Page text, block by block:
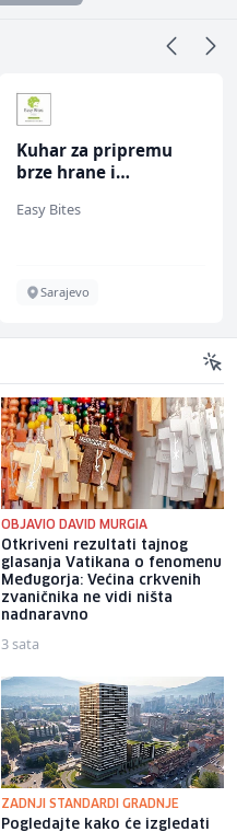
Kuhar za pripremu
brze hrane i
ž)
Easy Bites
Sarajevo
OBJAVIO DAVID MURGIA
Otkriveni rezultati tajnog
glasanja Vatikana o fenomenu
Međugorja: Većina crkvenih
zvaničnika ne vidi ništa
nadnaravno
3 sata
ZADNJI STANDARDI GRADNJE
Pogledajte kako će izgledati